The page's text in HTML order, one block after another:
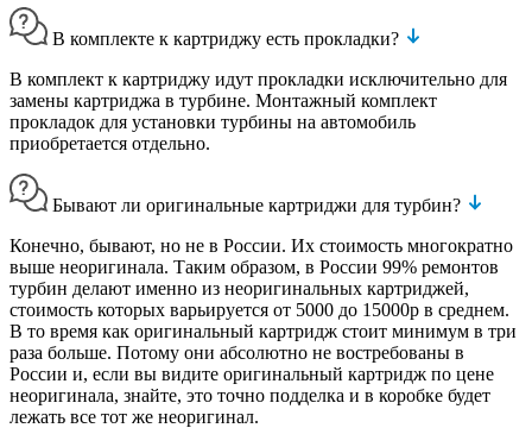
В комплекте к картриджу есть прокладки?
В комплект к картриджу идут прокладки исключительно для
замены картриджа в турбине. Монтажный комплект
прокладок для установки турбины на автомобиль
приобретается отдельно.
Бывают ли оригинальные картриджи для турбин?
Конечно, бывают, но не в России. Их стоимость многократно
выше неоригинала. Таким образом, в России 99% ремонтов
турбин делают именно из неоригинальных картриджей,
стоимость которых варьируется от 5000 до 15000р в среднем.
В то время как оригинальный картридж стоит минимум в три
раза больше. Потому они абсолютно не востребованы в
России и, если вы видите оригинальный картридж по цене
неоригинала, знайте, это точно подделка и в коробке будет
лежать все тот же неоригинал.